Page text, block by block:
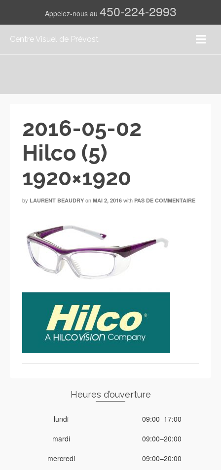
Appelez-nous au 450-224-2993
Centre Visuel de Prévost
2016-05-02
Hilco (5)
1920×1920
by LAURENT BEAUDRY on MAI 2, 2016 with PAS DE COMMENTAIRE
Heures d’ouverture
lundi
09:00–17:00
mardi
09:00–20:00
mercredi
09:00–20:00